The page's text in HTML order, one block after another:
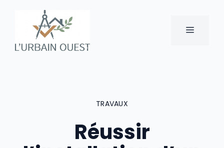
contenu
MENU
TRAVAUX
Réussir